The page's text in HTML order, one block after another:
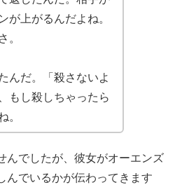
が上がるんだよね。
。
んだ。「殺さないよ
もし殺しちゃったら
。
んでしたが、彼女がオーエンズ
んでいるかが伝わってきます